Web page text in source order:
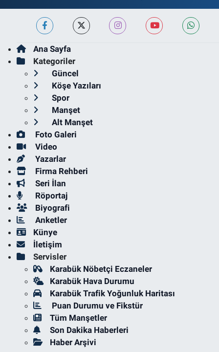
Ana Sayfa
Kategoriler
Güncel
Köşe Yazıları
Spor
Manşet
Alt Manşet
Foto Galeri
Video
Yazarlar
Firma Rehberi
Seri İlan
Röportaj
Biyografi
Anketler
Künye
İletişim
Servisler
Karabük Nöbetçi Eczaneler
Karabük Hava Durumu
Karabük Trafik Yoğunluk Haritası
Puan Durumu ve Fikstür
Tüm Manşetler
Son Dakika Haberleri
Haber Arşivi